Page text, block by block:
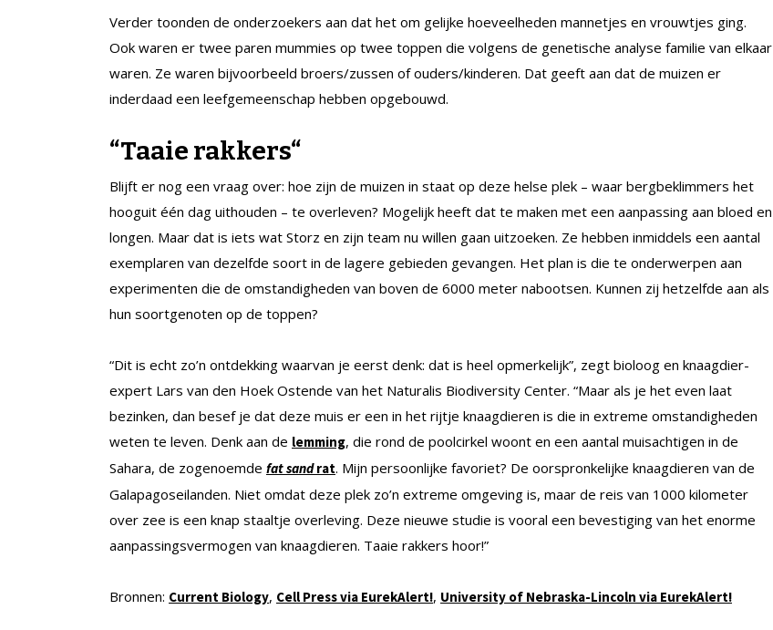
Verder toonden de onderzoekers aan dat het om gelijke hoeveelheden mannetjes en vrouwtjes ging.
Ook waren er twee paren mummies op twee toppen die volgens de genetische analyse familie van elkaar
waren. Ze waren bijvoorbeeld broers/zussen of ouders/kinderen. Dat geeft aan dat de muizen er
inderdaad een leefgemeenschap hebben opgebouwd.
“Taaie rakkers“
Blijft er nog een vraag over: hoe zijn de muizen in staat op deze helse plek – waar bergbeklimmers het
hooguit één dag uithouden – te overleven? Mogelijk heeft dat te maken met een aanpassing aan bloed en
longen. Maar dat is iets wat Storz en zijn team nu willen gaan uitzoeken. Ze hebben inmiddels een aantal
exemplaren van dezelfde soort in de lagere gebieden gevangen. Het plan is die te onderwerpen aan
experimenten die de omstandigheden van boven de 6000 meter nabootsen. Kunnen zij hetzelfde aan als
hun soortgenoten op de toppen?
“Dit is echt zo’n ontdekking waarvan je eerst denk: dat is heel opmerkelijk”, zegt bioloog en knaagdier-
expert Lars van den Hoek Ostende van het Naturalis Biodiversity Center. “Maar als je het even laat
bezinken, dan besef je dat deze muis er een in het rijtje knaagdieren is die in extreme omstandigheden
weten te leven. Denk aan de lemming, die rond de poolcirkel woont en een aantal muisachtigen in de
Sahara, de zogenoemde fat sandrat. Mijn persoonlijke favoriet? De oorspronkelijke knaagdieren van de
Galapagoseilanden. Niet omdat deze plek zo’n extreme omgeving is, maar de reis van 1000 kilometer
over zee is een knap staaltje overleving. Deze nieuwe studie is vooral een bevestiging van het enorme
aanpassingsvermogen van knaagdieren. Taaie rakkers hoor!”
Bronnen: Current Biology, Cell Press via EurekAlert!, University of Nebraska-Lincoln via EurekAlert!